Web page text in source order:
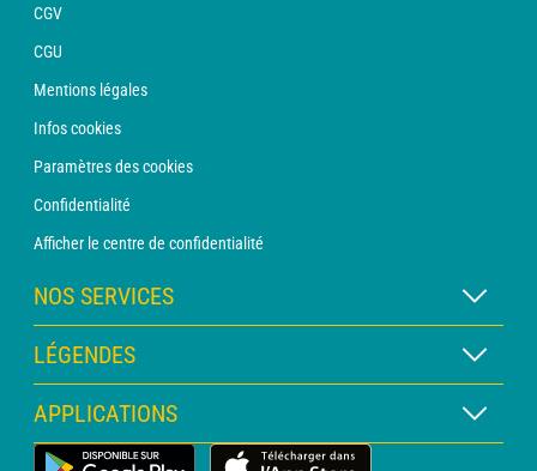
CGV
CGU
Mentions légales
Infos cookies
Paramètres des cookies
Confidentialité
Afficher le centre de confidentialité
NOS SERVICES
Abonnement METEO Xpert
Abonnement METEO PRO
Consultation avec un prévisionniste
Bulletin PRO
LÉGENDES
Légende des cartes
Légende des pictogrammes
APPLICATIONS